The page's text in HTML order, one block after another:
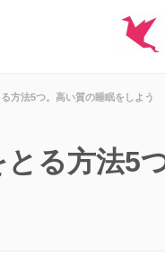
方法5つ。高い質の睡眠をしよう
る方法5